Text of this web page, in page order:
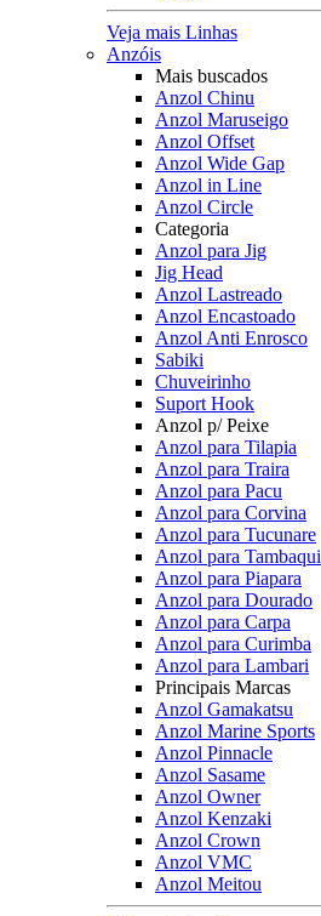
Veja mais Linhas
Anzóis
Mais buscados
Anzol Chinu
Anzol Maruseigo
Anzol Offset
Anzol Wide Gap
Anzol in Line
Anzol Circle
Categoria
Anzol para Jig
Jig Head
Anzol Lastreado
Anzol Encastoado
Anzol Anti Enrosco
Sabiki
Chuveirinho
Suport Hook
Anzol p/ Peixe
Anzol para Tilapia
Anzol para Traira
Anzol para Pacu
Anzol para Corvina
Anzol para Tucunare
Anzol para Tambaqui
Anzol para Piapara
Anzol para Dourado
Anzol para Carpa
Anzol para Curimba
Anzol para Lambari
Principais Marcas
Anzol Gamakatsu
Anzol Marine Sports
Anzol Pinnacle
Anzol Sasame
Anzol Owner
Anzol Kenzaki
Anzol Crown
Anzol VMC
Anzol Meitou